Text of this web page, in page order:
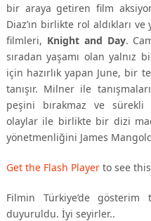
bir araya getiren film
Diaz’ın birlikte rol aldıkları
filmleri, Knight and Day.
sıradan yaşamı olan yalnız
için hazırlık yapan June, bir
tanışır. Milner ile
peşini bırakmaz ve sürekli
olaylar ile birlikte bir dizi
yönetmenliğini James
Get the Flash Playerto see
Filmin Türkiye’de
duyuruldu. İyi seyirler..